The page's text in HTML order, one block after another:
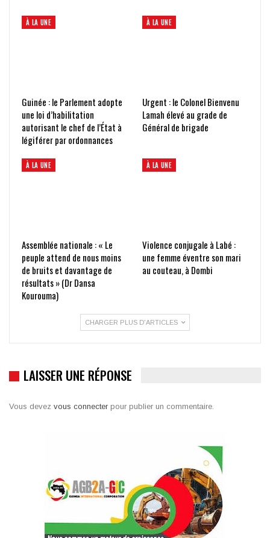
À LA UNE
Guinée : le Parlement adopte
une loi d’habilitation
autorisant le chef de l’État à
légiférer par ordonnances
À LA UNE
Urgent : le Colonel Bienvenu
Lamah élevé au grade de
Général de brigade
À LA UNE
Assemblée nationale : « Le
peuple attend de nous moins
de bruits et davantage de
résultats » (Dr Dansa
Kourouma)
À LA UNE
Violence conjugale à Labé :
une femme éventre son mari
au couteau, à Dombi
CHARGER PLUS D'ARTICLES
LAISSER UNE RÉPONSE
Vous devez vous connecter pour publier un commentaire.